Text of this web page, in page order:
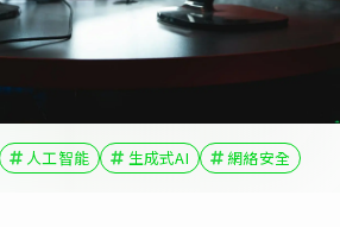
人工智能 生成式AI 網絡安全